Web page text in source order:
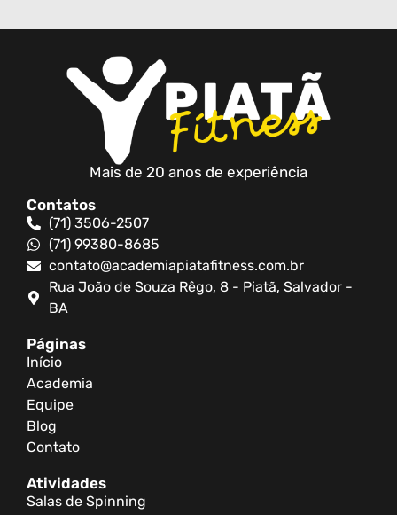
Mais de 20 anos de experiência
Contatos
(71) 3506-2507
(71) 99380-8685
contato@academiapiatafitness.com.br
Rua João de Souza Rêgo, 8 - Piatã, Salvador -
BA
Páginas
Início
Academia
Equipe
Blog
Contato
Atividades
Salas de Spinning